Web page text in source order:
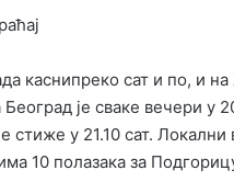
каснипреко сат и по, и
Београд је сваке вечери у
у 21.10 сат. Локални
10 полазака за